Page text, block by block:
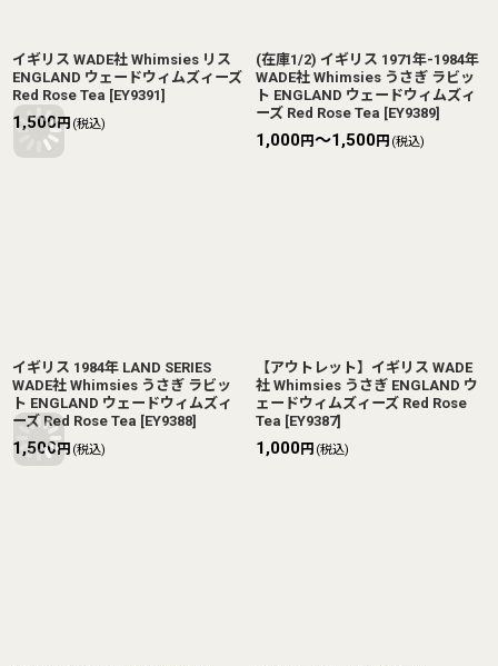
イギリス WADE社 Whimsies リス
ENGLAND ウェードウィムズィーズ
Red Rose Tea [EY9391]
1,500円 (税込)
(在庫1/2) イギリス 1971年-1984年
WADE社 Whimsies うさぎ ラビッ
ト ENGLAND ウェードウィムズィ
ーズ Red Rose Tea [EY9389]
1,000円～1,500円 (税込)
イギリス 1984年 LAND SERIES
WADE社 Whimsies うさぎ ラビッ
ト ENGLAND ウェードウィムズィ
ーズ Red Rose Tea [EY9388]
1,500円 (税込)
【アウトレット】イギリス WADE
社 Whimsies うさぎ ENGLAND ウ
ェードウィムズィーズ Red Rose
Tea [EY9387]
1,000円 (税込)